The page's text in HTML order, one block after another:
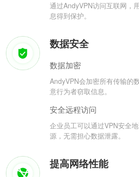
通过AndyVPN访问互联网，
息得到保护。
数据安全
数据加密
AndyVPN会加密所有传输的
意行为者窃取信息。
安全远程访问
企业员工可以通过VPN安全
源，无需担心数据泄露。
提高网络性能